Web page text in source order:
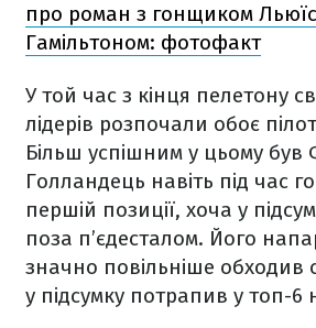
про роман з гонщиком
Гамільтоном: фотофакт
У той час з кінця пелетону
лідерів розпочали обоє
Більш успішним у цьому був
Голландець навіть під час
першій позиції, хоча у
поза п’єдесталом. Його
значно повільніше обходив
у підсумку потрапив у топ-6